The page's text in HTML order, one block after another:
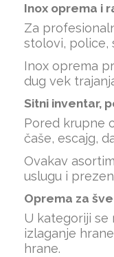
Inox oprema i
Za
stolovi, police,
Inox oprema
dug vek
Sitni inventar,
Pored krupne
čaše, escajg,
Ovakav
uslugu i
Oprema za
U kategoriji
izlaganje
hrane.